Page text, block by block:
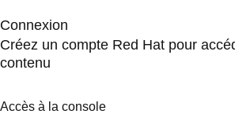
Connexion
Créez un compte Red Hat pour
contenu
Accès à la console